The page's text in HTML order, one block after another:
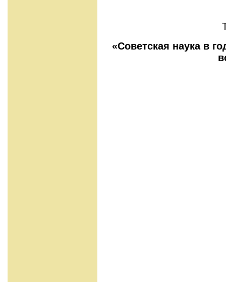
«Советская наука в